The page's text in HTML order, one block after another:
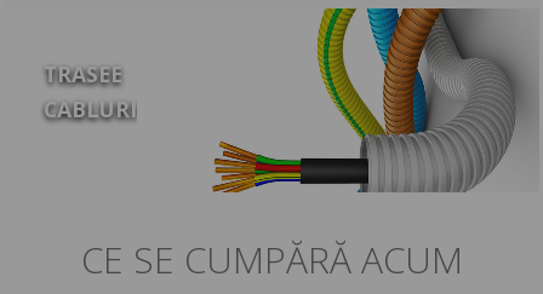
TRASEE
CABLURI
CE SE CUMPĂRĂ ACUM